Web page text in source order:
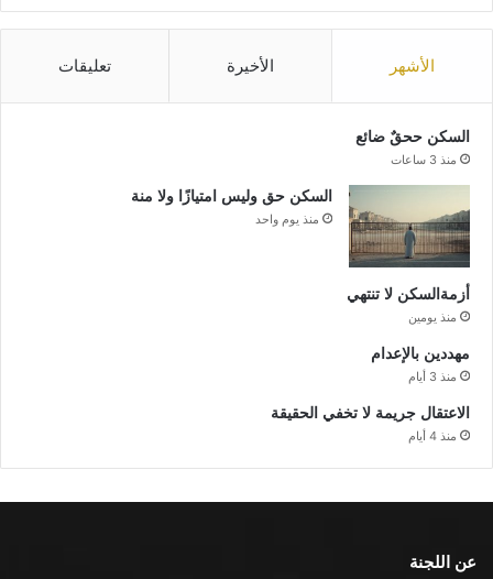
الأشهر الأخيرة تعليقات
السكن ححقٌ ضائع
منذ 3 ساعات
السكن حق وليس امتيازًا ولا منة
منذ يوم واحد
أزمةالسكن لا تنتهي
منذ يومين
مهددين بالإعدام
منذ 3 أيام
الاعتقال جريمة لا تخفي الحقيقة
منذ 4 أيام
عن اللجنة